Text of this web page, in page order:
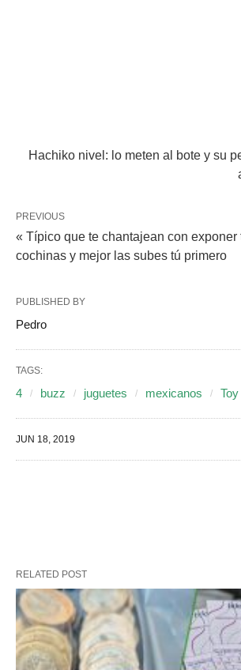
Hachiko nivel: lo meten al bote y su
PREVIOUS
« Típico que te chantajean con exponer
cochinas y mejor las subes tú primero
PUBLISHED BY
Pedro
TAGS:
4 buzz juguetes mexicanos
JUN 18, 2019
RELATED POST